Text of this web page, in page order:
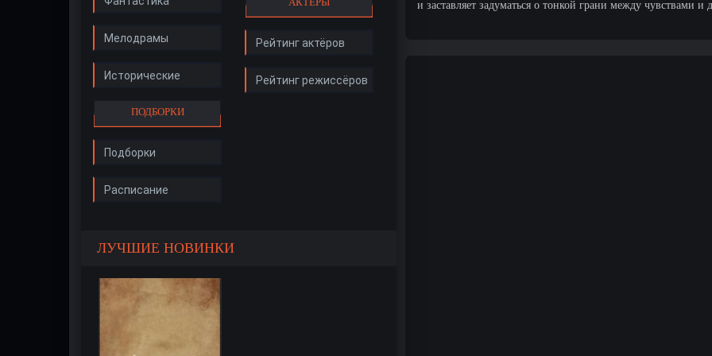
Мелодрамы
Исторические
ПОДБОРКИ
Подборки
Расписание
Рейтинг актёров
Рейтинг режиссёров
ЛУЧШИЕ НОВИНКИ
и заставляет задуматься о тонкой грани между чувствами и